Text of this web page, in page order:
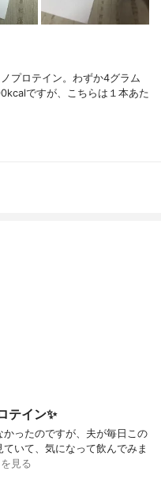
プロテイン。わずか4グラム
ですが、こちらは１本あた
テイン✨
ったのですが、夫が毎日この
いて、気になって飲んでみま
見る